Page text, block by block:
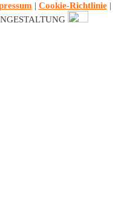
| Cookie-Richtlinie|